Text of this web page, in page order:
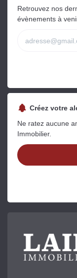
Retrouvez nos
évènements à
Créez votre
Ne ratez aucune
Immobilier.